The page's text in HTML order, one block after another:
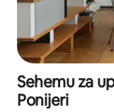
Sehemu za
Ponijeri